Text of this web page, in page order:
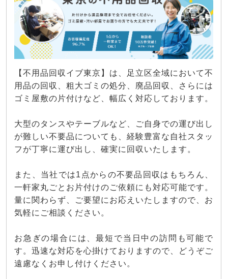
【不用品回収イブ東京】は、足立区全域において不
用品の回収、粗大ゴミの処分、廃品回収、さらには
ゴミ屋敷の片付けなど、幅広く対応しております。
大型のタンスやテーブルなど、ご自身での運び出し
が難しい不要品についても、経験豊富な自社スタッ
フが丁寧に運び出し、確実に回収いたします。
また、当社では1点からの不要品回収はもちろん、
一軒家丸ごとお片付けのご依頼にも対応可能です。
量に関わらず、ご要望にお応えいたしますので、お
気軽にご相談ください。
お急ぎの場合には、最短で当日中の訪問も可能で
す。迅速な対応を心掛けておりますので、どうぞご
遠慮なくお申し付けください。